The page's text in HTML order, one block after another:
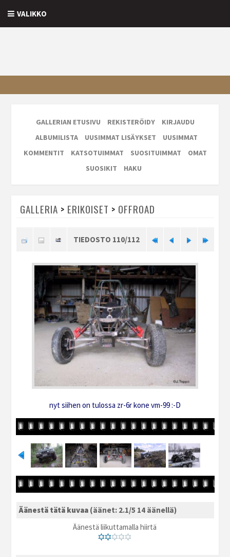
VALIKKO
GALLERIAN ETUSIVU REKISTERÖIDY
KIRJAUDU
ALBUMILISTA
UUSIMMAT LISÄYKSET
UUSIMMAT
KOMMENTIT
KATSOTUIMMAT SUOSITUIMMAT
OMAT
SUOSIKIT
HAKU
GALLERIA > ERIKOISET > OFFROAD
TIEDOSTO 110/112
nyt siihen on tulossa zr-6r kone vm-99 :-D
Äänestä tätä kuvaa (äänet: 2.1/5 14 äänellä)
Äänestä liikuttamalla hiirtä